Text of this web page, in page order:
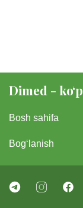
Dimed -
Bosh sahifa
Bogʻlanish